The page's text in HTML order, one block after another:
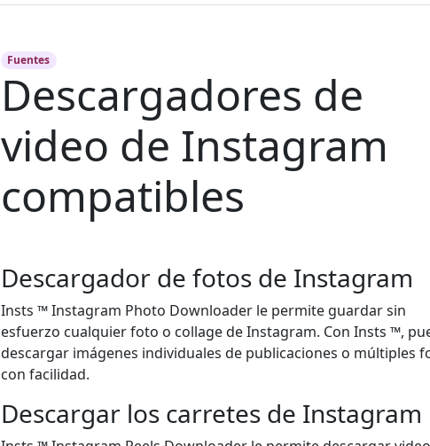
Fuentes
Descargadores de
video de Instagram
compatibles
Descargador de fotos de Instagram
Insts ™ Instagram Photo Downloader le permite guardar sin
esfuerzo cualquier foto o collage de Instagram. Con Insts ™,
descargar imágenes individuales de publicaciones o múltiples
con facilidad.
Descargar los carretes de Instagram